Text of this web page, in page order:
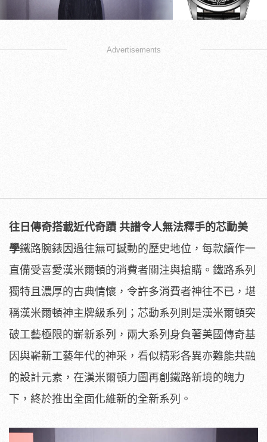
Advertisements
往日傳奇搭載近代奇蹟 共譜令人無法釋手的芯動美
學鐵路腕錶因過往無可撼動的歷史地位，每款續作一
直備受喜愛漢米爾頓的消費者關注與搶購。鐵路系列
獨特且濃厚的古典情懷，令許多消費者神往不已，堪
稱漢米爾頓神主牌級系列；芯動系列則是漢米爾頓突
破工藝極限的嶄新系列，兩大系列身負著美國傳奇基
因與嶄新工藝年代的神采，看似精彩各異亦難能共融
的設計元素，在漢米爾頓力圖再創鐵路新境的魄力
下，終於推出全面化維新的全新系列。